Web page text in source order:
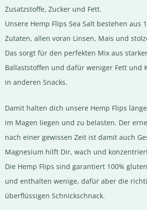
Zusatzstoffe, Zucker und Fett.
Unsere Hemp Flips Sea Salt bestehen aus
Zutaten, allen voran Linsen, Mais und
Das sorgt für den perfekten Mix aus
Ballaststoffen und dafür weniger Fett und
in anderen Snacks.
Damit halten dich unsere Hemp Flips
im Magen liegen und zu belasten. Der
nach einer gewissen Zeit ist damit auch
Magnesium hilft Dir, wach und
Die Hemp Flips sind garantiert 100%
und enthalten wenige, dafür aber die
überflüssigen Schnickschnack.